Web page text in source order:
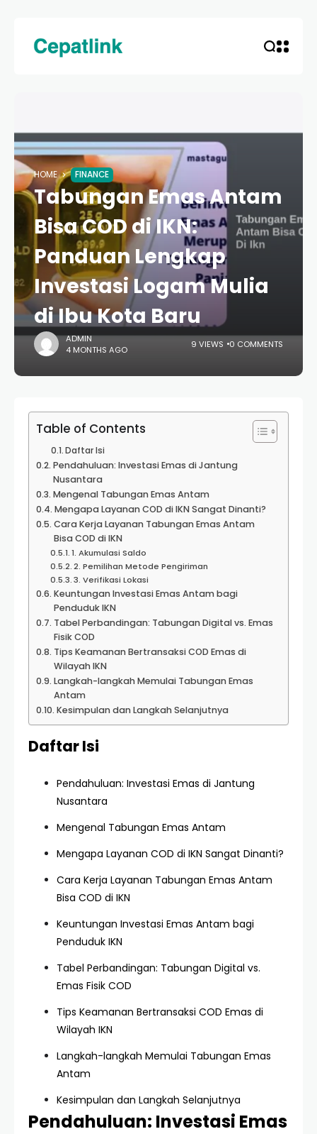
HOME FINANCE
Tabungan Emas Antam
Bisa COD di IKN:
Panduan Lengkap
Investasi Logam Mulia
di Ibu Kota Baru
ADMIN
4 MONTHS AGO
9 VIEWS 0 COMMENTS
Table of Contents
Daftar Isi
Pendahuluan: Investasi Emas di Jantung
Nusantara
Mengenal Tabungan Emas Antam
Mengapa Layanan COD di IKN Sangat Dinanti?
Cara Kerja Layanan Tabungan Emas Antam
Bisa COD di IKN
1. Akumulasi Saldo
2. Pemilihan Metode Pengiriman
3. Verifikasi Lokasi
Keuntungan Investasi Emas Antam bagi
Penduduk IKN
Tabel Perbandingan: Tabungan Digital vs. Emas
Fisik COD
Tips Keamanan Bertransaksi COD Emas di
Wilayah IKN
Langkah-langkah Memulai Tabungan Emas
Antam
Kesimpulan dan Langkah Selanjutnya
Daftar Isi
Pendahuluan: Investasi Emas di Jantung
Nusantara
Mengenal Tabungan Emas Antam
Mengapa Layanan COD di IKN Sangat Dinanti?
Cara Kerja Layanan Tabungan Emas Antam
Bisa COD di IKN
Keuntungan Investasi Emas Antam bagi
Penduduk IKN
Tabel Perbandingan: Tabungan Digital vs.
Emas Fisik COD
Tips Keamanan Bertransaksi COD Emas di
Wilayah IKN
Langkah-langkah Memulai Tabungan Emas
Antam
Kesimpulan dan Langkah Selanjutnya
Pendahuluan: Investasi Emas